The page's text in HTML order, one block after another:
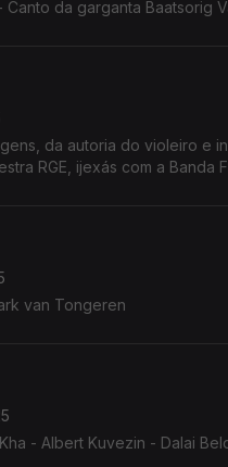
da garganta Baatsorig
da autoria do violeiro e
RGE, ijexás com a Banda
van Tongeren
- Albert Kuvezin - Dalai